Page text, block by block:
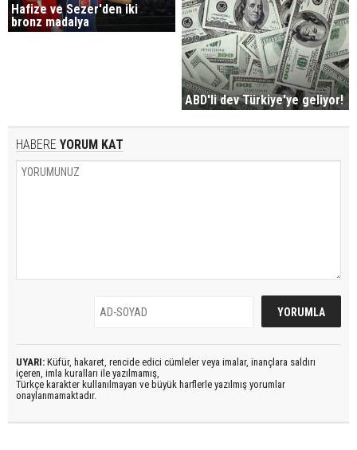
Hafize ve Sezer'den iki
bronz madalya
ABD'li dev Türkiye'ye geliyor!
HABERE YORUM KAT
UYARI: Küfür, hakaret, rencide edici cümleler veya imalar, inançlara saldırı
içeren, imla kuralları ile yazılmamış,
Türkçe karakter kullanılmayan ve büyük harflerle yazılmış yorumlar
onaylanmamaktadır.